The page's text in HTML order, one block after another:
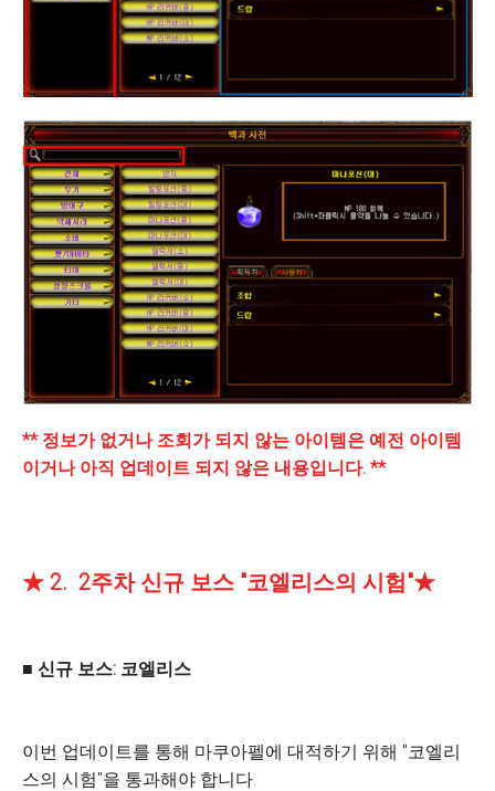
** 정보가 없거나 조회가 되지 않는 아이템은 예전 아이템
이거나 아직 업데이트 되지 않은 내용입니다. **
★ 2. 2주차 신규 보스 "코엘리스의 시험"★
■ 신규 보스: 코엘리스
이번 업데이트를 통해 마쿠아펠에 대적하기 위해 "코엘리
스의 시험"을 통과해야 합니다.